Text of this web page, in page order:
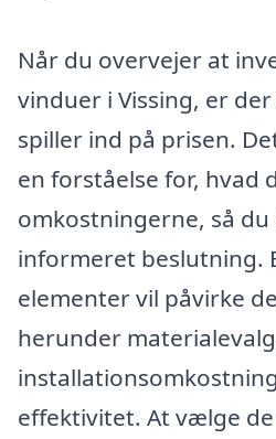
Når du overvejer at
vinduer i Vissing, er
spiller ind på prisen.
en forståelse for, hvad
omkostningerne, så
informeret beslutning.
elementer vil påvirke
herunder
effektivitet. At vælge